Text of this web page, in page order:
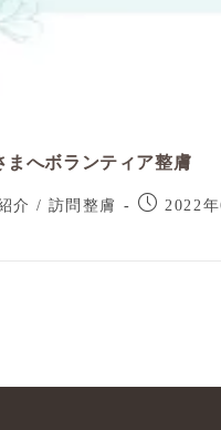
まへボランティア整膚
介 / 訪問整膚 2022